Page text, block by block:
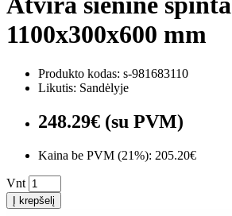
1100x300x600 mm
Produkto kodas: s-981683110
Likutis: Sandėlyje
248.29€ (su PVM)
Kaina be PVM (21%): 205.20€
Vnt
Į krepšelį